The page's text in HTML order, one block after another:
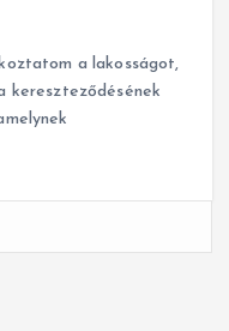
a lakosságot,
kereszteződésének